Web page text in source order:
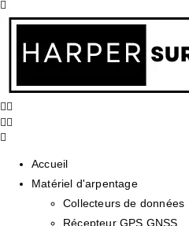
Accueil
Matériel d'arpentage
Collecteurs de données
Récepteur GPS GNSS